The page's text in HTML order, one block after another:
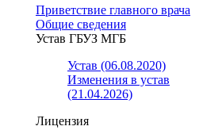
Приветствие главного врача
Общие сведения
Устав ГБУЗ МГБ
Устав (06.08.2020)
Изменения в устав
(21.04.2026)
Лицензия